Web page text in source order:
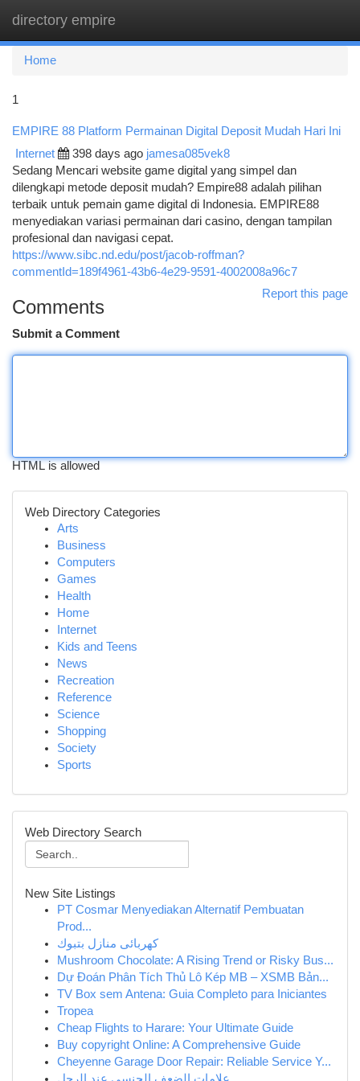
directory empire
Home
1
EMPIRE 88 Platform Permainan Digital Deposit Mudah Hari Ini
Internet 398 days ago jamesa085vek8
Sedang Mencari website game digital yang simpel dan
dilengkapi metode deposit mudah? Empire88 adalah pilihan
terbaik untuk pemain game digital di Indonesia. EMPIRE88
menyediakan variasi permainan dari casino, dengan tampilan
profesional dan navigasi cepat.
https://www.sibc.nd.edu/post/jacob-roffman?
commentId=189f4961-43b6-4e29-9591-4002008a96c7
Report this page
Comments
Submit a Comment
HTML is allowed
Web Directory Categories
Arts
Business
Computers
Games
Health
Home
Internet
Kids and Teens
News
Recreation
Reference
Science
Shopping
Society
Sports
Web Directory Search
New Site Listings
PT Cosmar Menyediakan Alternatif Pembuatan
Prod...
كهربائى منازل بتبوك
Mushroom Chocolate: A Rising Trend or Risky Bus...
Dự Đoán Phân Tích Thủ Lô Kép MB – XSMB Bản...
TV Box sem Antena: Guia Completo para Iniciantes
Tropea
Cheap Flights to Harare: Your Ultimate Guide
Buy copyright Online: A Comprehensive Guide
Cheyenne Garage Door Repair: Reliable Service Y...